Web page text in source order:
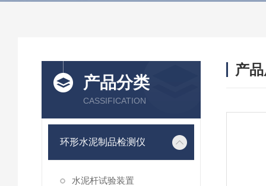
产品分类
CASSIFICATION
环形水泥制品检测仪
水泥杆试验装置
产